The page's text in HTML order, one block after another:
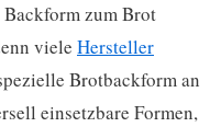
Backform zum Brot
viele Hersteller
Brotbackform an
einsetzbare Formen,